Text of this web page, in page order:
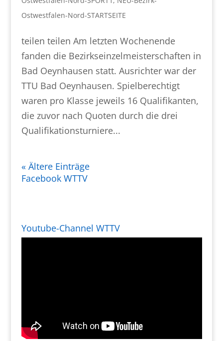
Ostwestfalen-Nord-STARTSEITE
teilen teilen Am letzten Wochenende
fanden die Bezirkseinzelmeisterschaften in
Bad Oeynhausen statt. Ausrichter war der
TTU Bad Oeynhausen. Spielberechtigt
waren pro Klasse jeweils 16 Qualifikanten,
die zuvor nach Quoten durch die drei
Qualifikationsturniere...
« Ältere Einträge
Facebook WTTV
Youtube-Channel WTTV